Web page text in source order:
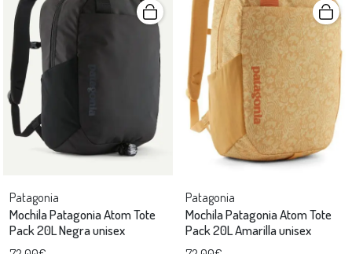
Patagonia
Mochila Patagonia Atom Tote
Pack 20L Negra unisex
Patagonia
Mochila Patagonia Atom Tote
Pack 20L Amarilla unisex